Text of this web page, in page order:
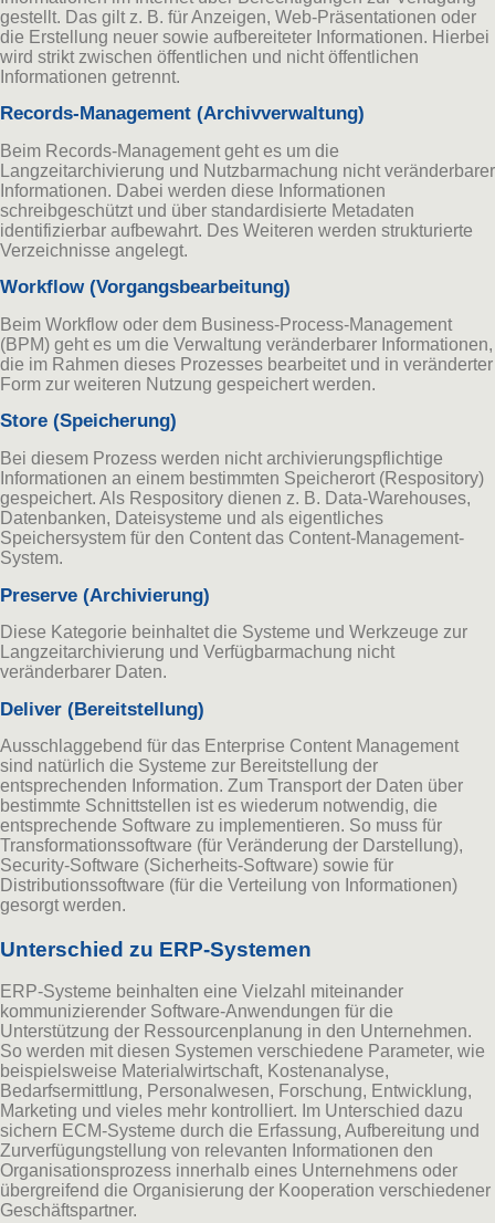
gestellt. Das gilt z. B. für Anzeigen, Web-Präsentationen oder
die Erstellung neuer sowie aufbereiteter Informationen. Hierbei
wird strikt zwischen öffentlichen und nicht öffentlichen
Informationen getrennt.
Records-Management (Archivverwaltung)
Beim Records-Management geht es um die
Langzeitarchivierung und Nutzbarmachung nicht veränderbarer
Informationen. Dabei werden diese Informationen
schreibgeschützt und über standardisierte Metadaten
identifizierbar aufbewahrt. Des Weiteren werden strukturierte
Verzeichnisse angelegt.
Workflow (Vorgangsbearbeitung)
Beim Workflow oder dem Business-Process-Management
(BPM) geht es um die Verwaltung veränderbarer Informationen,
die im Rahmen dieses Prozesses bearbeitet und in veränderter
Form zur weiteren Nutzung gespeichert werden.
Store (Speicherung)
Bei diesem Prozess werden nicht archivierungspflichtige
Informationen an einem bestimmten Speicherort (Respository)
gespeichert. Als Respository dienen z. B. Data-Warehouses,
Datenbanken, Dateisysteme und als eigentliches
Speichersystem für den Content das Content-Management-
System.
Preserve (Archivierung)
Diese Kategorie beinhaltet die Systeme und Werkzeuge zur
Langzeitarchivierung und Verfügbarmachung nicht
veränderbarer Daten.
Deliver (Bereitstellung)
Ausschlaggebend für das Enterprise Content Management
sind natürlich die Systeme zur Bereitstellung der
entsprechenden Information. Zum Transport der Daten über
bestimmte Schnittstellen ist es wiederum notwendig, die
entsprechende Software zu implementieren. So muss für
Transformationssoftware (für Veränderung der Darstellung),
Security-Software (Sicherheits-Software) sowie für
Distributionssoftware (für die Verteilung von Informationen)
gesorgt werden.
Unterschied zu ERP-Systemen
ERP-Systeme beinhalten eine Vielzahl miteinander
kommunizierender Software-Anwendungen für die
Unterstützung der Ressourcenplanung in den Unternehmen.
So werden mit diesen Systemen verschiedene Parameter, wie
beispielsweise Materialwirtschaft, Kostenanalyse,
Bedarfsermittlung, Personalwesen, Forschung, Entwicklung,
Marketing und vieles mehr kontrolliert. Im Unterschied dazu
sichern ECM-Systeme durch die Erfassung, Aufbereitung und
Zurverfügungstellung von relevanten Informationen den
Organisationsprozess innerhalb eines Unternehmens oder
übergreifend die Organisierung der Kooperation verschiedener
Geschäftspartner.